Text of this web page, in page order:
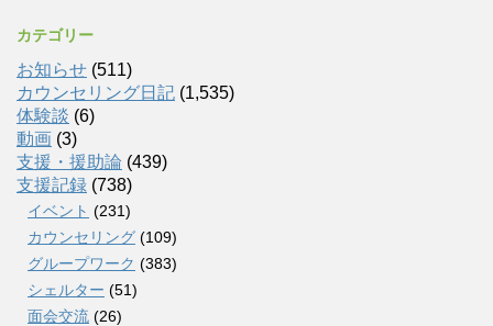
カテゴリー
お知らせ (511)
カウンセリング日記 (1,535)
体験談 (6)
動画 (3)
支援・援助論 (439)
支援記録 (738)
イベント (231)
カウンセリング (109)
グループワーク (383)
シェルター (51)
面会交流 (26)